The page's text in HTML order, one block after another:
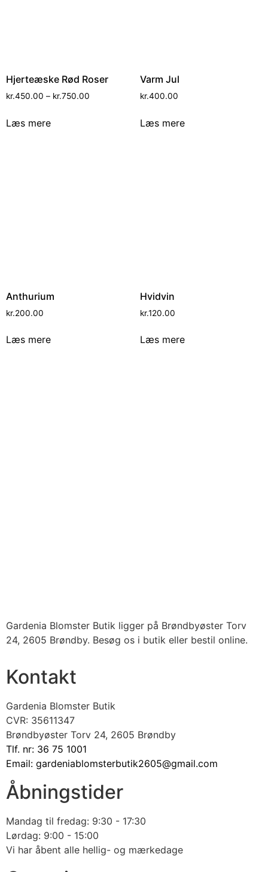
Hjerteæske Rød Roser
kr.450.00 – kr.750.00
Læs mere
Varm Jul
kr.400.00
Læs mere
Anthurium
kr.200.00
Læs mere
Hvidvin
kr.120.00
Læs mere
Gardenia Blomster Butik ligger på Brøndbyøster Torv
24, 2605 Brøndby. Besøg os i butik eller bestil online.
Kontakt
Gardenia Blomster Butik
CVR: 35611347
Brøndbyøster Torv 24, 2605 Brøndby
Tlf. nr: 36 75 1001
Email: gardeniablomsterbutik2605@gmail.com
Åbningstider
Mandag til fredag: 9:30 - 17:30
Lørdag: 9:00 - 15:00
Vi har åbent alle hellig- og mærkedage